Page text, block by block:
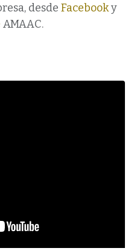
desde Facebooky
AMAAC.